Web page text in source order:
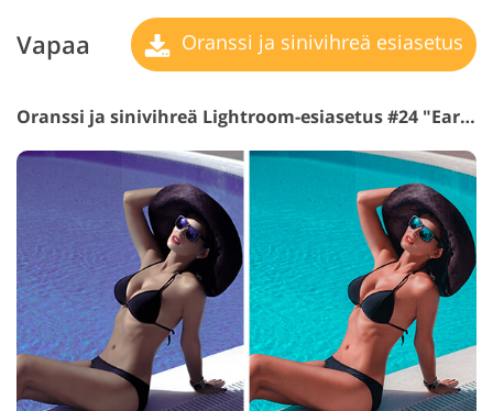
Vapaa Oranssi ja sinivihreä esiasetus
Oranssi ja sinivihreä Lightroom-esiasetus #24 "Earth"